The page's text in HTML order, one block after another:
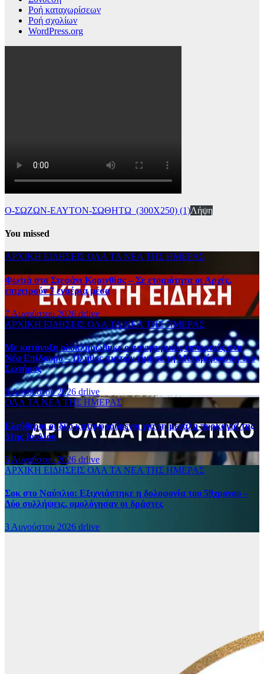
Ροή καταχωρίσεων
Ροή σχολίων
WordPress.org
Ο-ΣΩΖΩΝ-ΕΑΥΤΟΝ-ΣΩΘΗΤΩ_(300Χ250) (1)Λήψη
You missed
ΑΡΧΙΚΗ ΕΙΔΗΣΕΙΣ ΟΛΑ ΤΑ ΝΕΑ ΤΗΣ ΗΜΕΡΑΣ
Φωτιά στο Στεφάνι Κορινθίας – Σε ετοιμότητα οι Αρχές,
επιχειρούν 7 εναέρια μέσα
7 Αυγούστου 2026drlive
ΑΡΧΙΚΗ ΕΙΔΗΣΕΙΣ ΟΛΑ ΤΑ ΝΕΑ ΤΗΣ ΗΜΕΡΑΣ
Με κατάνυξη ολοκληρώθηκε ο πανηγυρικός εσπερινός στη
Νέα Επίδαυρο – Πλήθος πιστών τίμησε τη Μεταμόρφωση του
Σωτήρος
5 Αυγούστου 2026 drlive
ΟΛΑ ΤΑ ΝΕΑ ΤΗΣ ΗΜΕΡΑΣ
Ελεύθεροι οι δύο κατηγορούμενοι για τη μεγάλη πυρκαγιά της
31ης Ιουλίου
5 Αυγούστου 2026 drlive
ΑΡΧΙΚΗ ΕΙΔΗΣΕΙΣ ΟΛΑ ΤΑ ΝΕΑ ΤΗΣ ΗΜΕΡΑΣ
Σοκ στο Ναύπλιο: Εξιχνιάστηκε η δολοφονία του 59χρονου –
Δύο συλλήψεις, ομολόγησαν οι δράστες
3 Αυγούστου 2026 drlive